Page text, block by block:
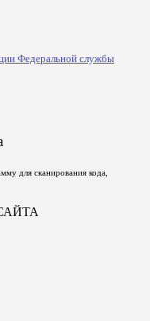
Федеральной службы
для сканирования кода,